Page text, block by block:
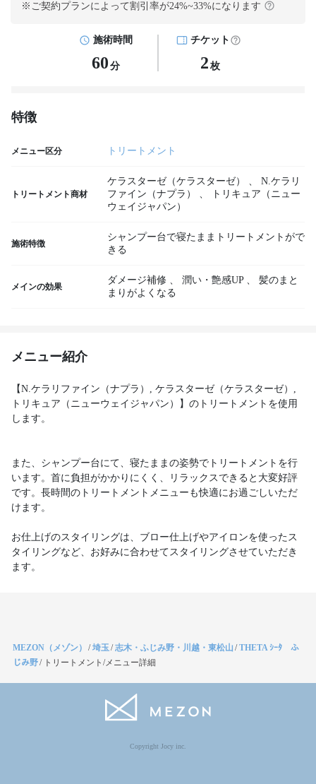
※ご契約プランによって割引率が24%~33%になります
施術時間
60 分
チケット
2 枚
特徴
メニュー区分 トリートメント
トリートメント商材
ケラスターゼ（ケラスターゼ） 、
N.ケラリ
ファイン（ナプラ）
、
トリキュア（ニュー
ウェイジャパン）
施術特徴
シャンプー台で寝たままトリートメントがで
きる
メインの効果
ダメージ補修 、 潤い・艶感UP 、
髪のまと
まりがよくなる
メニュー紹介
【N.ケラリファイン（ナプラ）, ケラスターゼ（ケラスターゼ）,
トリキュア（ニューウェイジャパン）】のトリートメントを使用
します。
また、シャンプー台にて、寝たままの姿勢でトリートメントを行
います。首に負担がかかりにくく、リラックスできると大変好評
です。長時間のトリートメントメニューも快適にお過ごしいただ
けます。
お仕上げのスタイリングは、ブロー仕上げやアイロンを使ったス
タイリングなど、お好みに合わせてスタイリングさせていただき
ます。
MEZON（メゾン） /埼玉/志木・ふじみ野・川越・東松山 /THETA ｼｰﾀ ふ
じみ野/ トリートメント/メニュー詳細
Copyright Jocy inc.